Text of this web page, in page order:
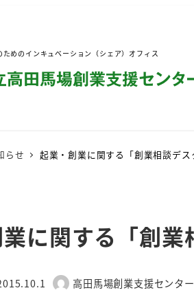
めのインキュベーション（シェア）オフィス
らせ 起業・創業に関する「創業相談デ
に関する「創
日
著
高田馬場創業支援センター